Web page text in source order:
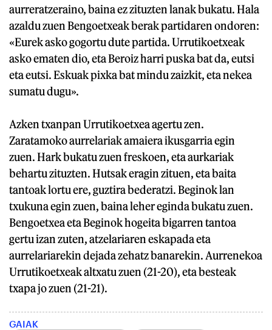
aurreratzeraino, baina ez zituzten lanak bukatu. Hala
azaldu zuen Bengoetxeak berak partidaren ondoren:
«Eurek asko gogortu dute partida. Urrutikoetxeak
asko ematen dio, eta Beroiz harri puska bat da, eutsi
eta eutsi. Eskuak pixka bat mindu zaizkit, eta nekea
sumatu dugu».
Azken txanpan Urrutikoetxea agertu zen.
Zaratamoko aurrelariak amaiera ikusgarria egin
zuen. Hark bukatu zuen freskoen, eta aurkariak
behartu zituzten. Hutsak eragin zituen, eta baita
tantoak lortu ere, guztira bederatzi. Beginok lan
txukuna egin zuen, baina leher eginda bukatu zuen.
Bengoetxea eta Beginok hogeita bigarren tantoa
gertu izan zuten, atzelariaren eskapada eta
aurrelariarekin dejada zehatz banarekin. Aurrenekoa
Urrutikoetxeak altxatu zuen (21-20), eta besteak
txapa jo zuen (21-21).
GAIAK